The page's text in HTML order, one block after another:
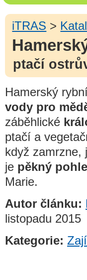
iTRAS >
ptačí
Hamerský
vody pro
záběhlické
ptačí a
když zamrzne,
je pěkný
Marie.
Autor článku:
listopadu 2015
Kategorie: